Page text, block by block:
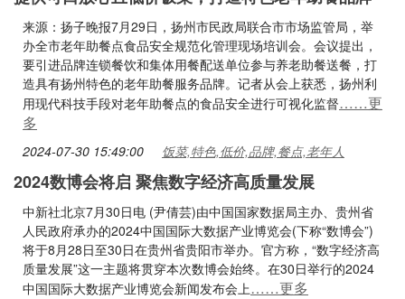
来源：扬子晚报7月29日，扬州市民政局联合市市场监管局，举
办全市老年助餐点食品安全规范化管理现场培训会。会议提出，
要引进品牌连锁餐饮和集体用餐配送单位参与养老助餐送餐，打
造具有扬州特色的老年助餐服务品牌。记者从会上获悉，扬州利
用现代科技手段对老年助餐点的食品安全进行可视化监督……更
多
2024-07-30 15:49:00 饭菜,特色,低价,品牌,餐点,老年人
2024数博会将启 聚焦数字经济高质量发展
中新社北京7月30日电 (尹倩芸)由中国国家数据局主办、贵州省
人民政府承办的2024中国国际大数据产业博览会(下称“数博会”)
将于8月28日至30日在贵州省贵阳市举办。官方称，“数字经济高
质量发展”这一主题将贯穿本次数博会始终。在30日举行的2024
中国国际大数据产业博览会新闻发布会上……更多